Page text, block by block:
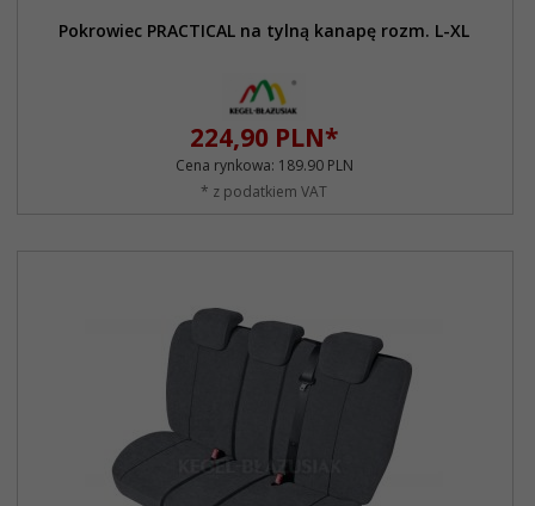
Pokrowiec PRACTICAL na tylną kanapę rozm. L-XL
224,90 PLN*
Cena rynkowa: 189.90 PLN
* z podatkiem VAT